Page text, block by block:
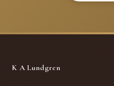
K A Lundgren